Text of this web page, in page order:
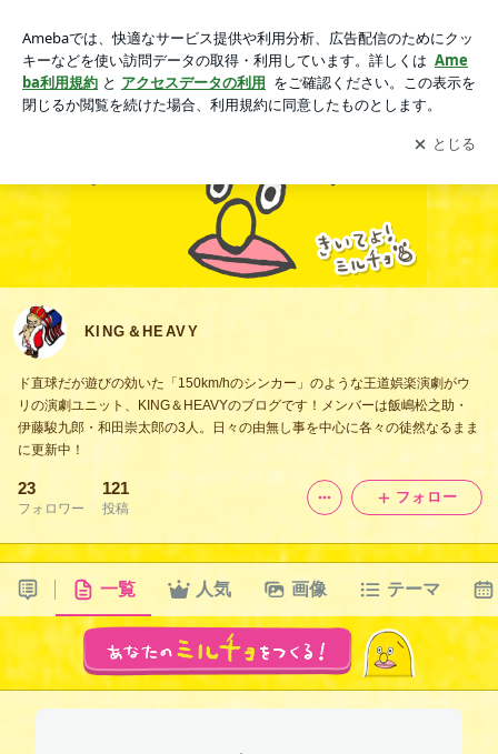
アプリをダウンロードして ブログの更新通知
を受け取りまし
ょう。
開く
KING＆HEAVY
ド直球だが遊びの効いた「150km/hのシンカー」のような王道娯楽演劇がウ
リの演劇ユニット、KING＆HEAVYのブログです！メンバーは飯嶋松之助・
伊藤駿九郎・和田崇太郎の3人。日々の由無し事を中心に各々の徒然なるまま
に更新中！
23
フォロワー
121
投稿
フォロー
一覧 人気 画像 テーマ